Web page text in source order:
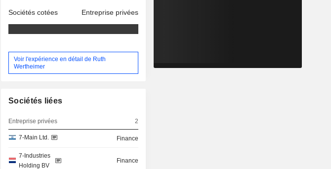
Sociétés cotées Entreprise privées
Voir l'expérience en détail de Ruth
Wertheimer
Sociétés liées
Entreprise privées 2
7-Main Ltd. Finance
7-Industries
Holding BV
Finance